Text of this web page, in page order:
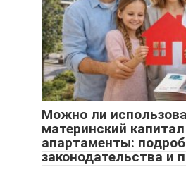
Можно ли
материнский
апартаменты:
законодательства и